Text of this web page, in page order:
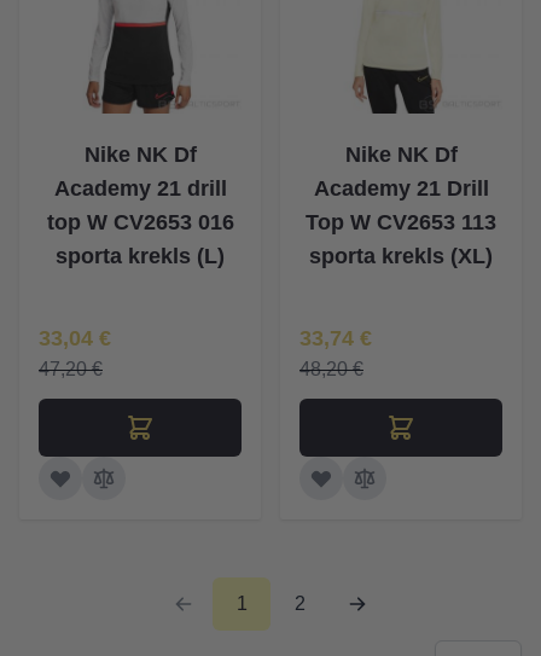
Nike NK Df
Academy 21 drill
top W CV2653 016
sporta krekls (L)
Īpaša Cena
33,04 €
47,20 €
Nike NK Df
Academy 21 Drill
Top W CV2653 113
sporta krekls (XL)
Īpaša Cena
33,74 €
48,20 €
1 2